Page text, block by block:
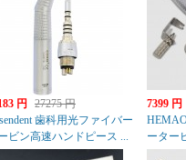
円
27275 円
歯科用光ファイバー
ビン高速ハンドピース ...
7399 円
ーター
ハ...